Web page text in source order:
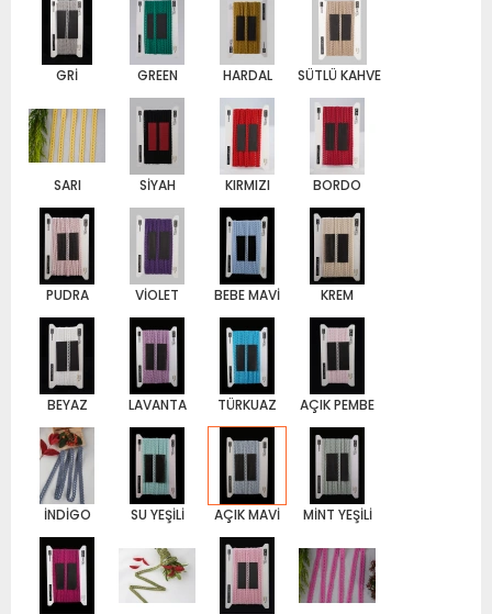
GRİ GREEN HARDAL SÜTLÜ KAHVE
SARI SİYAH KIRMIZI BORDO
PUDRA VİOLET BEBE MAVİ KREM
BEYAZ LAVANTA TÜRKUAZ AÇIK PEMBE
İNDİGO SU YEŞİLİ AÇIK MAVİ MİNT YEŞİLİ